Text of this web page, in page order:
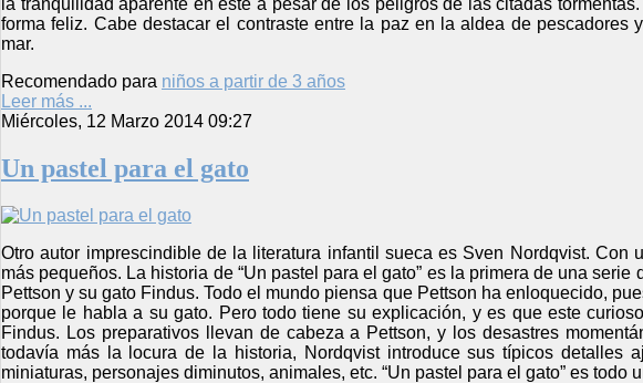
forma feliz. Cabe destacar el contraste entre la paz en la aldea de pescadores
mar.
Recomendado para niños a partir de 3 años
Leer más ...
Miércoles, 12 Marzo 2014 09:27
Un pastel para el gato
Otro autor imprescindible de la literatura infantil sueca es Sven Nordqvist.
más pequeños. La historia de “Un pastel para el gato” es la primera de una
Pettson y su gato Findus. Todo el mundo piensa que Pettson ha enloquecido,
porque le habla a su gato. Pero todo tiene su explicación, y es que este
Findus. Los preparativos llevan de cabeza a Pettson, y los desastres
todavía más la locura de la historia, Nordqvist introduce sus típicos detalles
miniaturas, personajes diminutos, animales, etc. “Un pastel para el gato” es